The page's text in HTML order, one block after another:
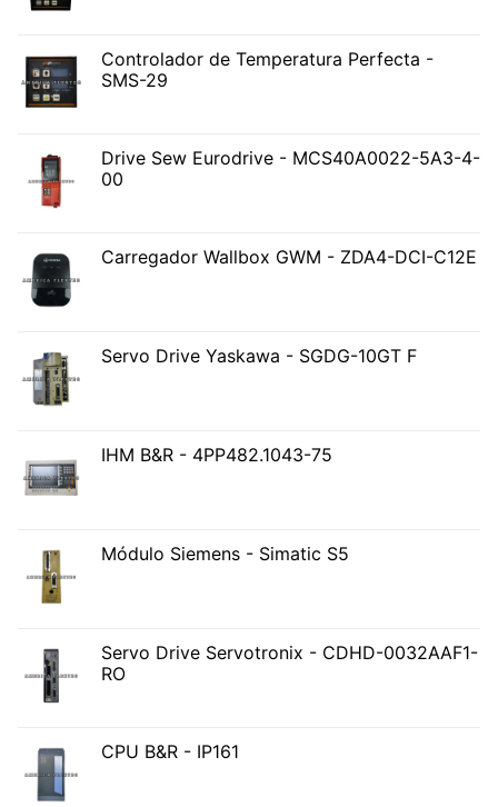
Controlador de Temperatura Perfecta -
SMS-29
Drive Sew Eurodrive - MCS40A0022-5A3-4-
00
Carregador Wallbox GWM - ZDA4-DCI-C12E
Servo Drive Yaskawa - SGDG-10GT F
IHM B&R - 4PP482.1043-75
Módulo Siemens - Simatic S5
Servo Drive Servotronix - CDHD-0032AAF1-
RO
CPU B&R - IP161